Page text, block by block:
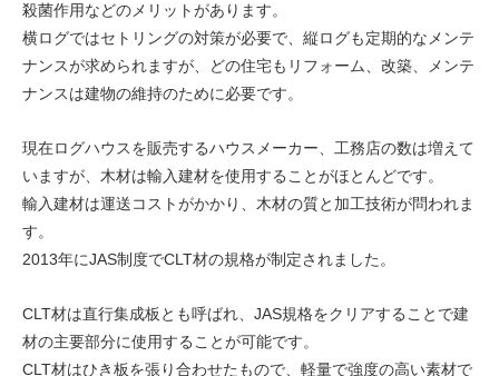
殺菌作用などのメリットがあります。
横ログではセトリングの対策が必要で、縦ログも定期的なメンテ
ナンスが求められますが、どの住宅もリフォーム、改築、メンテ
ナンスは建物の維持のために必要です。
現在ログハウスを販売するハウスメーカー、工務店の数は増えて
いますが、木材は輸入建材を使用することがほとんどです。
輸入建材は運送コストがかかり、木材の質と加工技術が問われま
す。
2013年にJAS制度でCLT材の規格が制定されました。
CLT材は直行集成板とも呼ばれ、JAS規格をクリアすることで建
材の主要部分に使用することが可能です。
CLT材はひき板を張り合わせたもので、軽量で強度の高い素材で